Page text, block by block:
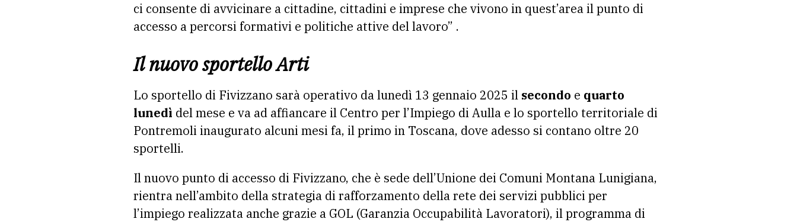
ci consente di avvicinare a cittadine, cittadini e imprese che vivono in quest’area il punto di
accesso a percorsi formativi e politiche attive del lavoro” .
Il nuovo sportello Arti
Lo sportello di Fivizzano sarà operativo da lunedì 13 gennaio 2025 il secondo e quarto
lunedì del mese e va ad affiancare il Centro per l’Impiego di Aulla e lo sportello territoriale di
Pontremoli inaugurato alcuni mesi fa, il primo in Toscana, dove adesso si contano oltre 20
sportelli.
Il nuovo punto di accesso di Fivizzano, che è sede dell’Unione dei Comuni Montana Lunigiana,
rientra nell’ambito della strategia di rafforzamento della rete dei servizi pubblici per
l’impiego realizzata anche grazie a GOL (Garanzia Occupabilità Lavoratori), il programma di